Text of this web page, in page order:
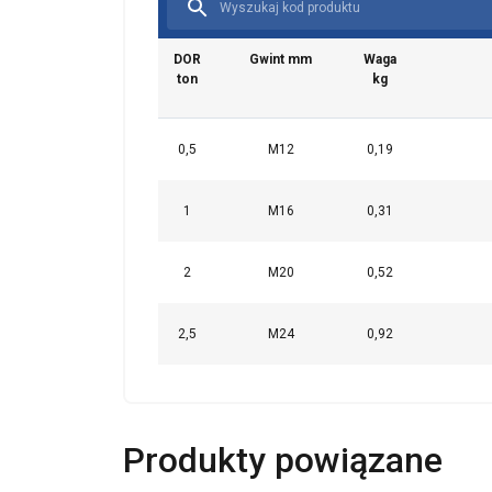
DOR
ton
Gwint mm
Waga
kg
0,5 M12 0,19
1 M16 0,31
2 M20 0,52
2,5 M24 0,92
Produkty powiązane
Ta strona
Używamy plików
również